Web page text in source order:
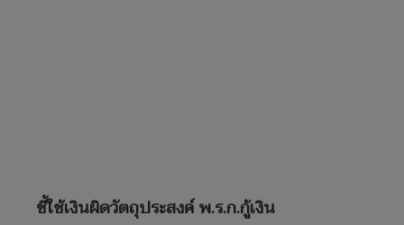
ชี้ใช้เงินผิดวัตถุประสงค์ พ.ร.ก.กู้เงิน